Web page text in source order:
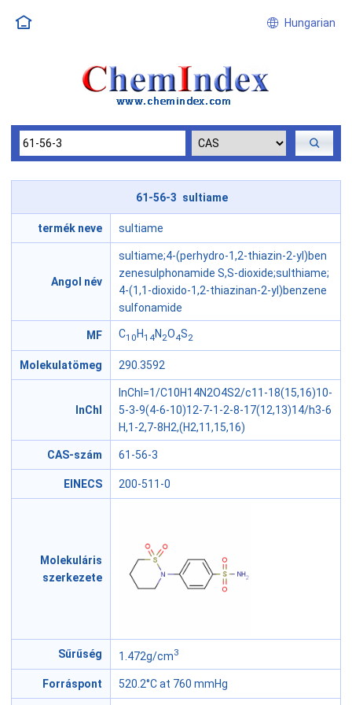
Hungarian
61-56-3 sultiame
termék neve sultiame
Angol név
sultiame;4-(perhydro-1,2-thiazin-2-yl)ben
zenesulphonamide S,S-dioxide;sulthiame;
4-(1,1-dioxido-1,2-thiazinan-2-yl)benzene
sulfonamide
MF C10 H14N 2O4S2
Molekulatömeg 290.3592
InChI
InChI=1/C10H14N2O4S2/c11-18(15,16)10-
5-3-9(4-6-10)12-7-1-2-8-17(12,13)14/h3-6
H,1-2,7-8H2,(H2,11,15,16)
CAS-szám 61-56-3
EINECS 200-511-0
Molekuláris
szerkezete
Sűrűség 1.472g/cm3
Forráspont 520.2°C at 760 mmHg